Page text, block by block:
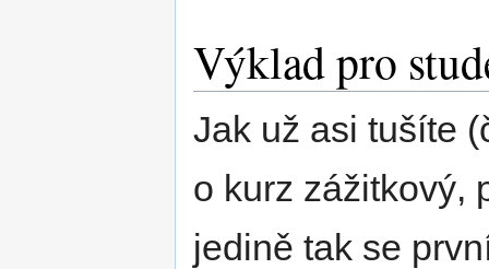
Výklad pro
Jak už asi tušíte
o kurz zážitkový,
jedině tak se